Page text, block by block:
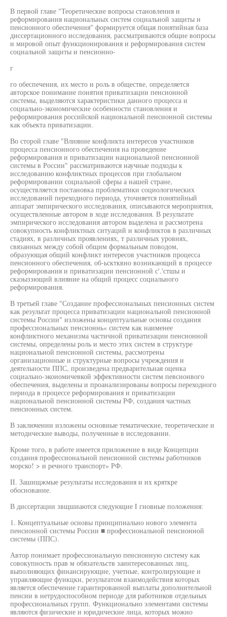
В первой главе "Теоретические вопросы становления и
реформирования национальных систем социальной защиты и
пенсионного обеспечения" формируется общая понятийная база
диссертационного исследования, рассматриваются общие вопросы
и мировой опыт функционирования и реформирования систем
социальной защиты и пенсионно-
г
го обеспечения, их место и роль в обществе, определяется
авторское понимание понятия приватизации пенсионной
системы, выделяются характеристики данного процесса и
социально-экономические особенности становления и
реформирования российской национальной пенсионной системы
как объекта приватизации.
Во сторой главе "Влияние конфликта интересов участников
процесса пенсионного обеспечения на проведение
реформирования и приватизации национальной пенсионной
системы в России" рассматриваются научные подходы к
исследованию конфликтных процессов при глобальном
реформировании социальной сферы а нашей стране,
осуществляется постановка проблематики социологических
исследований переходного периода, уточняется понятийный
аппарат эмпирического исследования, описываются мероприятия,
осуществленные автором в ходе исследования. В результате
эмпирического исследования автором выделена и рассмотрена
совокупность конфликтных ситуаций и конфликтов в различных
стадиях, в различных проявлениях, т различных уровнях,
связанных между собой общим формальным поводом,
образующая общий конфликт интересов участников процесса
пенсионного обеспечения, об-ьсктквно возникающий в процессе
реформирования и приватизации пенсионной с'.'стшы и
скаэыззющий влияние на общий процесс социального
реформирования.
В третьей главе "Создание профессиональных пенсионных систем
как результат процесса приватизации национальной пенсионной
системы России" изложены концептуальные основы создания
профессиональных пенсионнь« систем как наименее
конфликтного механизма частичной приватизации пенсионной
системы, определены роль и место этих систем в структуре
национальной пенсионной системы, рассмотрены
организационные и структурные вопросы учреждения и
деятельности ППС, произведена предварительная оценка
социально-экоиомичевкой эффективности систем певсионвого
обеспечения, выделены и проанализированы вопросы переходного
периода в процессе реформирования и приватизации
национальной пенсионной системы РФ, создания частных
пенсионных систем.
В заключении изложены основные тематические, теоретические и
методические выводы, полученные в исследовании.
Кроме того, в работе имеется приложение в виде Концепции
создания профессиональной пенсионной системы работников
морско! > и речного транспорт» РФ.
II. Зашищжмые результаты исследования и их кряткре
обоснование.
В диссертации звщшиаются следующие I гновные положения:
1. Концептуальные основы принципиально нового элемента
пенсионной системы России ■ профессиональной пенсионной
системы (ППС).
Автор понимает профессиональную пенсионную систему как
совокупность прав м обязательств заинтересованных лиц,
выполняющих финансирующие, учетные, контролирующие и
управляющие фуикцкн, результатом взаимодействия которых
является обеспечение гарантированной выплаты дополнительной
пенсии в нетрудоспособном периоде для работников отдельных
профессиональных групп. Функционально элементами системы
являются физические и юридические лица, которых можно